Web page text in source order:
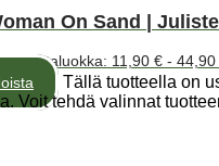
On Sand | Juliste
€Hintaluokka: 11,90 € - 44,90
Tällä tuotteella on
Voit tehdä valinnat